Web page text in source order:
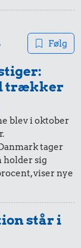
tiderne.
Priser i
fra
Følg
trækker
blev i oktober
tager
sig
viser nye
står i